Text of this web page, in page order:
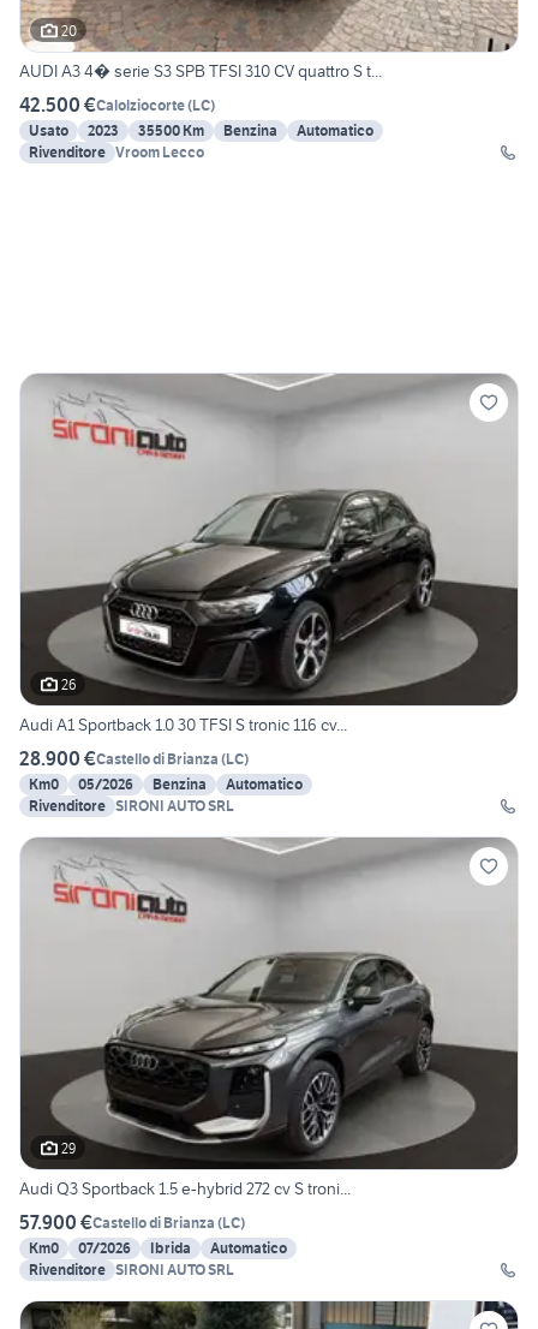
20
AUDI A3 4� serie S3 SPB TFSI 310 CV quattro S t...
42.500 €Calolziocorte(LC)
Usato
2023 35500 Km Benzina
Automatico
Rivenditore Vroom Lecco
26
Audi A1 Sportback 1.0 30 TFSI S tronic 116 cv...
28.900 €Castello di Brianza (LC)
Km0
05/2026 Benzina
Automatico
Rivenditore SIRONI AUTO SRL
29
Audi Q3 Sportback 1.5 e-hybrid 272 cv S troni...
57.900 €Castello di Brianza (LC)
Km0
07/2026 Ibrida
Automatico
Rivenditore SIRONI AUTO SRL